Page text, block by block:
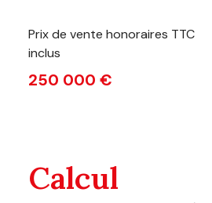
Prix de vente honoraires TTC
inclus
250 000 €
Calcul